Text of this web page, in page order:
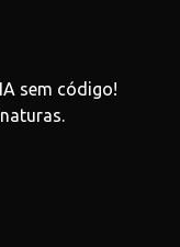
sem código!